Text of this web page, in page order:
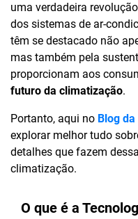
uma verdadeira
dos sistemas de ar-
têm se destacado não
mas também pela
proporcionam aos
futuro da climatização.
Portanto, aqui no Blog
explorar melhor tudo
detalhes que fazem
climatização.
O que é a